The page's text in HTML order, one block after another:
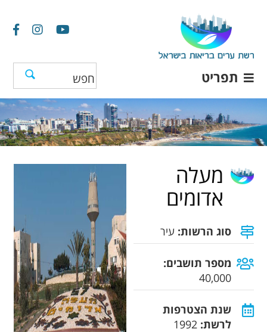
תפריט
מעלה
אדומים
סוג הרשות: עיר
מספר תושבים:
40,000
שנת הצטרפות
לרשת: 1992